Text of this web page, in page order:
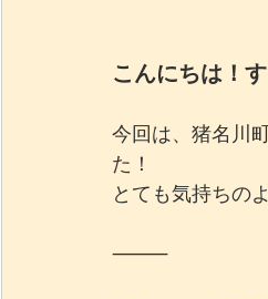
こんにちは！
今回は、猪名川
た！
とても気持ちの
⸻